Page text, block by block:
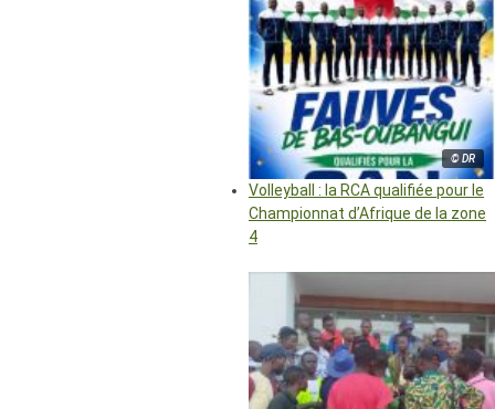
© DR
Volleyball : la RCA qualifiée pour le
Championnat d’Afrique de la zone
4